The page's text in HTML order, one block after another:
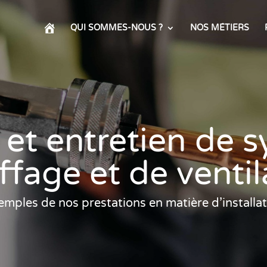
QUI SOMMES-NOUS ? NOS MÉTIERS
entretien de
et de
de nos prestations en matière